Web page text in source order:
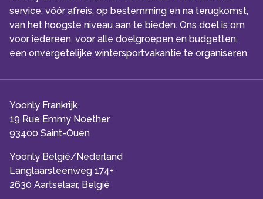
service, vóór afreis, op bestemming en na terugkomst,
van het hoogste niveau aan te bieden. Ons doel is om
voor iedereen, voor alle doelgroepen en budgetten,
een onvergetelijke wintersportvakantie te organiseren
Yoonly Frankrijk
19 Rue Emmy Noether
93400 Saint-Ouen
Yoonly België/Nederland
Langlaarsteenweg 174+
2630 Aartselaar, België